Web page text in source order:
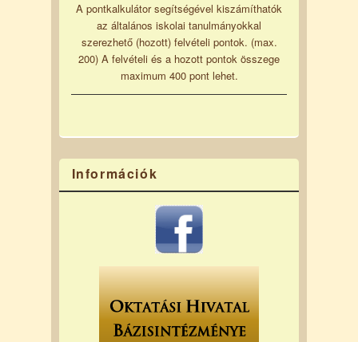
A pontkalkulátor segítségével kiszámíthatók
az általános iskolai tanulmányokkal
szerezhető (hozott) felvételi pontok. (max.
200) A felvételi és a hozott pontok összege
maximum 400 pont lehet.
Információk